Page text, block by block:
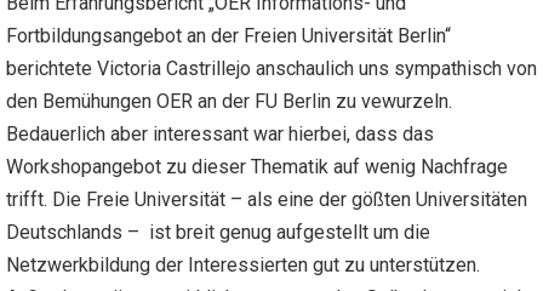
Fortbildungsangebot an der Freien Universität Berlin“
berichtete Victoria Castrillejo anschaulich uns sympathisch von
den Bemühungen OER an der FU Berlin zu vewurzeln.
Bedauerlich aber interessant war hierbei, dass das
Workshopangebot zu dieser Thematik auf wenig Nachfrage
trifft. Die Freie Universität – als eine der gößten Universitäten
Deutschlands – ist breit genug aufgestellt um die
Netzwerkbildung der Interessierten gut zu unterstützen.